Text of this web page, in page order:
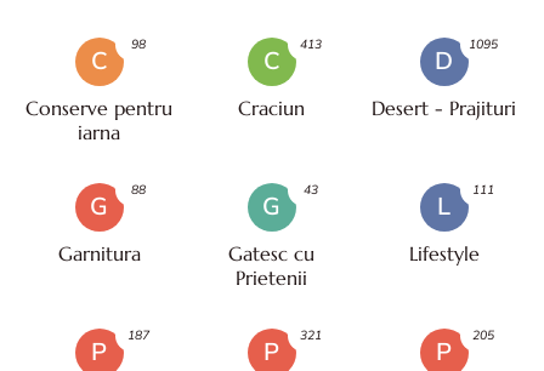
C
Conserve pentru
iarna
98
C
Craciun
413
D
Desert - Prajituri
1095
G
Garnitura
88
G
Gatesc cu
Prietenii
43
L
Lifestyle
111
P
187
P
321
P
205